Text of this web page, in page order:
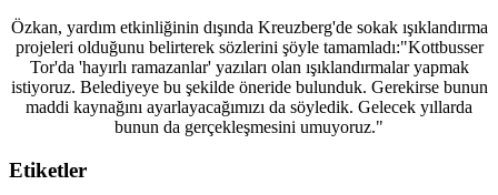
Özkan, yardım etkinliğinin dışında Kreuzberg'de sokak ışıklandırma
projeleri olduğunu belirterek sözlerini şöyle tamamladı:"Kottbusser
Tor'da 'hayırlı ramazanlar' yazıları olan ışıklandırmalar yapmak
istiyoruz. Belediyeye bu şekilde öneride bulunduk. Gerekirse bunun
maddi kaynağını ayarlayacağımızı da söyledik. Gelecek yıllarda
bunun da gerçekleşmesini umuyoruz."
Etiketler